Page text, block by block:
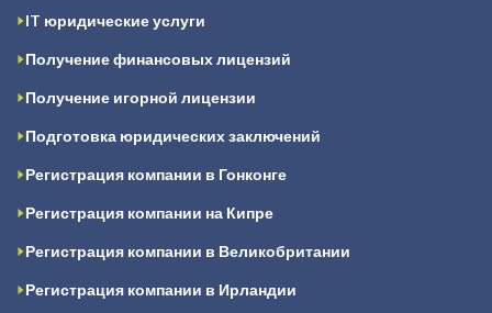
IT юридические услуги
Получение финансовых лицензий
Получение игорной лицензии
Подготовка юридических заключений
Регистрация компании в Гонконге
Регистрация компании на Кипре
Регистрация компании в Великобритании
Регистрация компании в Ирландии